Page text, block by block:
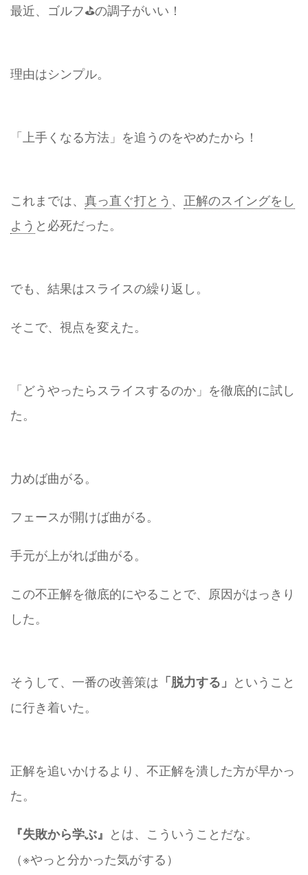
最近、ゴルフ⛳の調子がいい！
理由はシンプル。
「上手くなる方法」を追うのをやめたから！
これまでは、 真っ直ぐ打とう 、 正解のスイングをし
よう と必死だった。
でも、結果はスライスの繰り返し。
そこで、視点を変えた。
「どうやったらスライスするのか」を徹底的に試し
た。
力めば曲がる。
フェースが開けば曲がる。
手元が上がれば曲がる。
この不正解を徹底的にやることで、原因がはっきり
した。
そうして、一番の改善策は 「脱力する」 ということ
に行き着いた。
正解を追いかけるより、不正解を潰した方が早かっ
た。
『失敗から学ぶ』 とは、こういうことだな。
（※やっと分かった気がする）